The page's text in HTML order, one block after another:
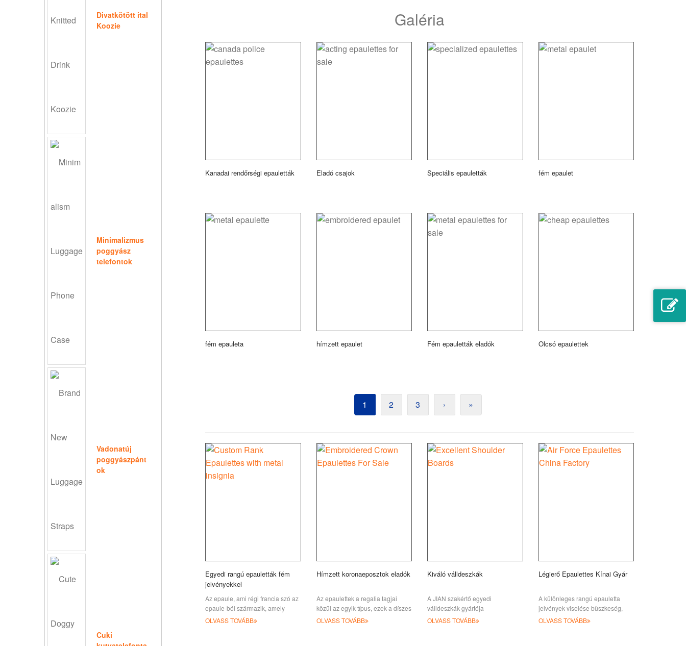
Divatkötött ital
Koozie
Minimalizmus
poggyász
telefontok
Vadonatúj
poggyászpánt
ok
Cuki
Galéria
Kanadai rendőrségi epauletták Eladó csajok Speciális epauletták fém epaulet
fém epauleta hímzett epaulet Fém epauletták eladók Olcsó epaulettek
1 2 3 › »
Egyedi rangú epauletták fém
jelvényekkel
Az epaule, ami régi francia szó az
epaule-ból származik, amely
vállra jelent, úgy tűnik, eredetileg
OLVASS TOVÁBB
Hímzett koronaeposztok eladók
Az epaulettek a regalia tagjai
közül az egyik típus, ezek a díszes
válldíszek remek elismerés
OLVASS TOVÁBB
Kiváló válldeszkák
A JIAN szakértő egyedi
válldeszkák gyártója
katona/hadsereg tisztek számára,
OLVASS TOVÁBB
Légierő Epaulettes Kínai Gyár
A különleges rangú epauletta
jelvények viselése büszkeség,
kötelességtudat, a felelősség
OLVASS TOVÁBB